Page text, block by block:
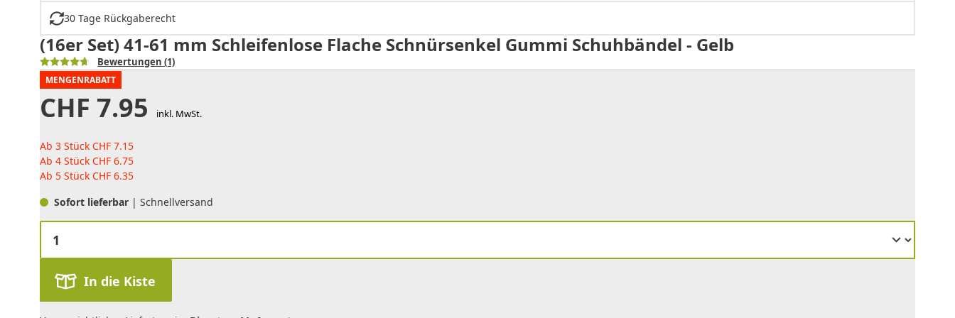
30 Tage Rückgaberecht
(16er Set) 41-61 mm Schleifenlose Flache Schnürsenkel Gummi Schuhbändel - Gelb
Bewertungen (1)
MENGENRABATT
CHF 7.95 inkl. MwSt.
Ab 3 Stück CHF 7.15
Ab 4 Stück CHF 6.75
Ab 5 Stück CHF 6.35
Sofort lieferbar | Schnellversand
In die Kiste